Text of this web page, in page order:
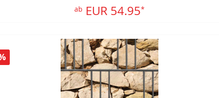
ab EUR 54.95*